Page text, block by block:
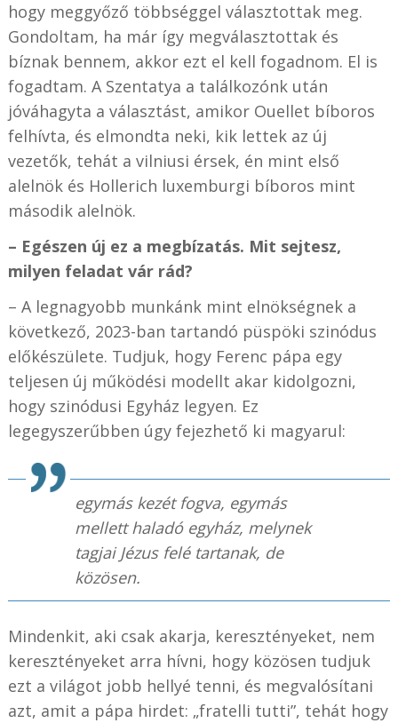
hogy meggyőző többséggel választottak meg.
Gondoltam, ha már így megválasztottak és
bíznak bennem, akkor ezt el kell fogadnom. El is
fogadtam. A Szentatya a találkozónk után
jóváhagyta a választást, amikor Ouellet bíboros
felhívta, és elmondta neki, kik lettek az új
vezetők, tehát a vilniusi érsek, én mint első
alelnök és Hollerich luxemburgi bíboros mint
második alelnök.
– Egészen új ez a megbízatás. Mit sejtesz,
milyen feladat vár rád?
– A legnagyobb munkánk mint elnökségnek a
következő, 2023-ban tartandó püspöki szinódus
előkészülete. Tudjuk, hogy Ferenc pápa egy
teljesen új működési modellt akar kidolgozni,
hogy szinódusi Egyház legyen. Ez
legegyszerűbben úgy fejezhető ki magyarul:
egymás kezét fogva, egymás
mellett haladó egyház, melynek
tagjai Jézus felé tartanak, de
közösen.
Mindenkit, aki csak akarja, keresztényeket, nem
keresztényeket arra hívni, hogy közösen tudjuk
ezt a világot jobb hellyé tenni, és megvalósítani
azt, amit a pápa hirdet: „fratelli tutti”, tehát hogy